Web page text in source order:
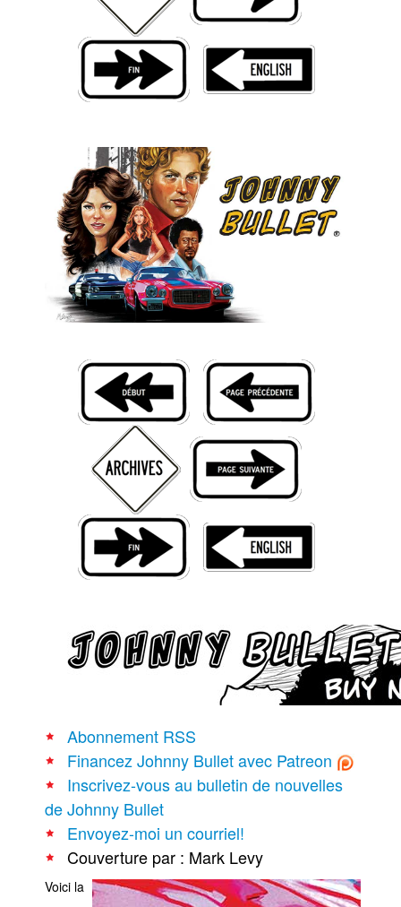
Baladodiffusion
Culture de masse
Magasin
À propos
Publicité
Contacte
À Propos
Recherche avancée
Abonnement RSS
Financez Johnny Bullet avec Patreon
Inscrivez-vous au bulletin de nouvelles
de Johnny Bullet
Envoyez-moi un courriel!
Couverture par : Mark Levy
Voici la